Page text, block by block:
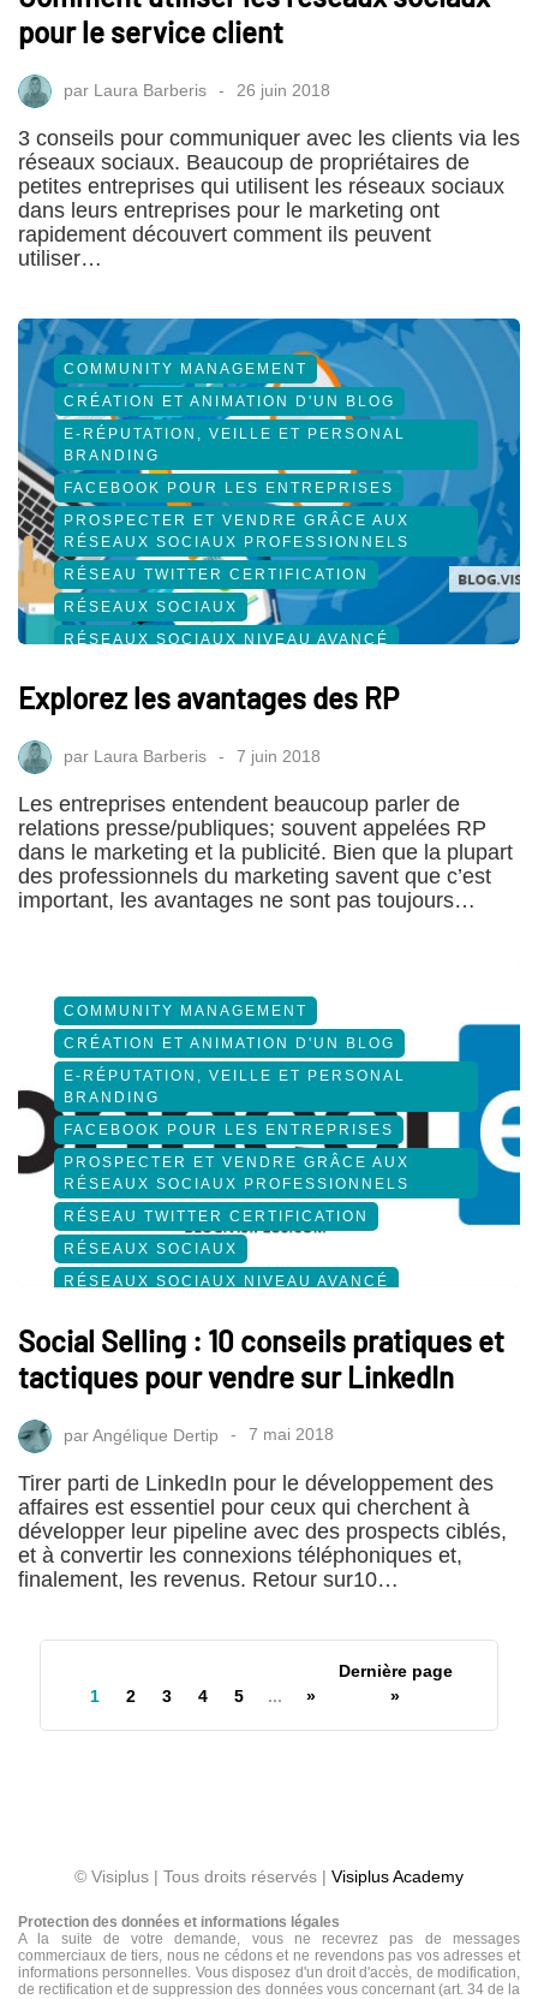
pour le service client
par Laura Barberis 26 juin 2018
3 conseils pour communiquer avec les clients via les
réseaux sociaux. Beaucoup de propriétaires de
petites entreprises qui utilisent les réseaux sociaux
dans leurs entreprises pour le marketing ont
rapidement découvert comment ils peuvent
utiliser…
COMMUNITY MANAGEMENT
CRÉATION ET ANIMATION D'UN BLOG
E-RÉPUTATION, VEILLE ET PERSONAL
BRANDING
FACEBOOK POUR LES ENTREPRISES
PROSPECTER ET VENDRE GRÂCE AUX
RÉSEAUX SOCIAUX PROFESSIONNELS
RÉSEAU TWITTER CERTIFICATION
RÉSEAUX SOCIAUX
RÉSEAUX SOCIAUX NIVEAU AVANCÉ
Explorez les avantages des RP
par Laura Barberis 7 juin 2018
Les entreprises entendent beaucoup parler de
relations presse/publiques; souvent appelées RP
dans le marketing et la publicité. Bien que la plupart
des professionnels du marketing savent que c’est
important, les avantages ne sont pas toujours…
COMMUNITY MANAGEMENT
CRÉATION ET ANIMATION D'UN BLOG
E-RÉPUTATION, VEILLE ET PERSONAL
BRANDING
FACEBOOK POUR LES ENTREPRISES
PROSPECTER ET VENDRE GRÂCE AUX
RÉSEAUX SOCIAUX PROFESSIONNELS
RÉSEAU TWITTER CERTIFICATION
RÉSEAUX SOCIAUX
RÉSEAUX SOCIAUX NIVEAU AVANCÉ
Social Selling : 10 conseils pratiques et
tactiques pour vendre sur LinkedIn
parAngélique Dertip 7 mai 2018
Tirer parti de LinkedIn pour le développement des
affaires est essentiel pour ceux qui cherchent à
développer leur pipeline avec des prospects ciblés,
et à convertir les connexions téléphoniques et,
finalement, les revenus. Retour sur10…
1 2 3 4 5 ... »
Dernière page
»
© Visiplus | Tous droits réservés | Visiplus Academy
Protection des données et informations légales
A la suite de votre demande, vous ne recevrez pas de messages
commerciaux de tiers, nous ne cédons et ne revendons pas vos adresses et
informations personnelles. Vous disposez d'un droit d'accès, de modification,
de rectification et de suppression des données vous concernant (art. 34 de la